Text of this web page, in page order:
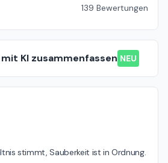
139 Bewertungen
KI zusammenfassen NEU
stimmt, Sauberkeit ist in Ordnung.